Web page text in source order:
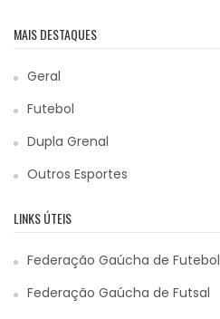
MAIS DESTAQUES
Geral
Futebol
Dupla Grenal
Outros Esportes
LINKS ÚTEIS
Federação Gaúcha de Futebol
Federação Gaúcha de Futsal